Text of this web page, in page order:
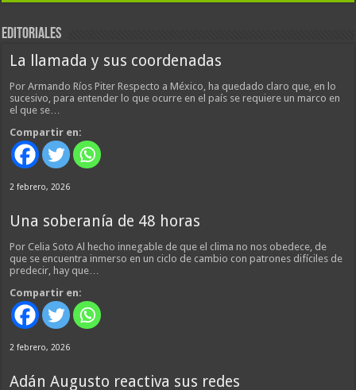
EDITORIALES
La llamada y sus coordenadas
Por Armando Ríos Piter Respecto a México, ha quedado claro que, en lo
sucesivo, para entender lo que ocurre en el país se requiere un marco en
el que se…
Compartir en:
2 febrero, 2026
Una soberanía de 48 horas
Por Celia Soto Al hecho innegable de que el clima no nos obedece, de
que se encuentra inmerso en un ciclo de cambio con patrones difíciles de
predecir, hay que…
Compartir en:
2 febrero, 2026
Adán Augusto reactiva sus redes